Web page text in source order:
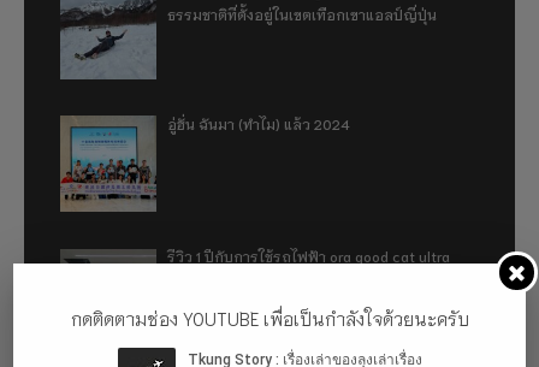
ธรรมชาติที่ตั้งอยู่ในเขตเทือกเขาแอลป์ญี่ปุ่น
อู่ฮั่น ฉันมา (ทำไม) แล้ว 2024
รีวิว 1 ปีกับการใช้รถไฟฟ้า ora good cat ultra
กดติดตามช่อง YOUTUBE เพื่อเป็นกำลังใจด้วยนะครับ